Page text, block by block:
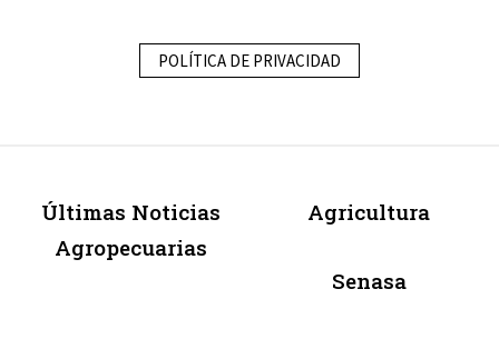
POLÍTICA DE PRIVACIDAD
Últimas Noticias
Agropecuarias
Agricultura
Senasa